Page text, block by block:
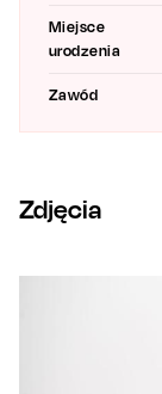
Miejsce
urodzenia
Zawód
Zdjęcia